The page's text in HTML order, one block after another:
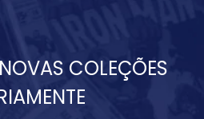
COLEÇÕES